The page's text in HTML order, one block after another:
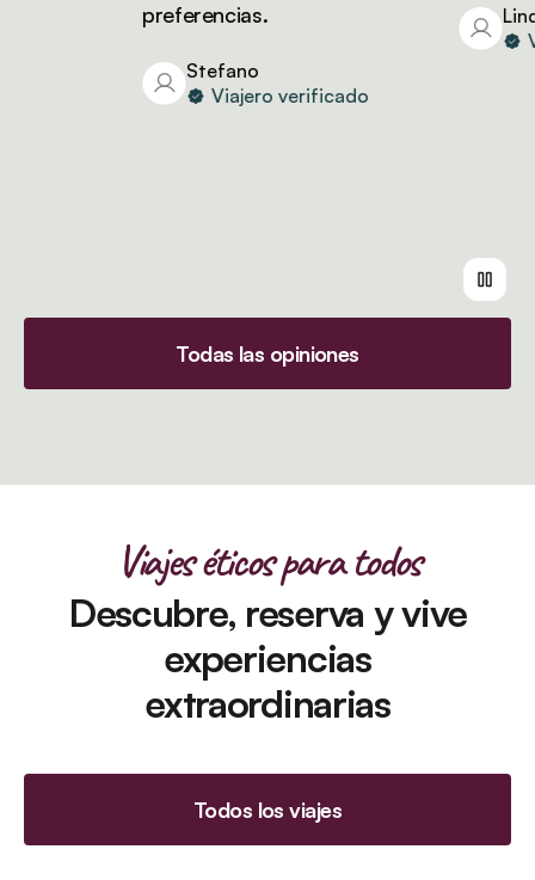
preferencias.
Stefano
Viajero verificado
Linda
Todas las opiniones
Viajes éticos para todos
Descubre, reserva y vive
experiencias
extraordinarias
Todos los viajes